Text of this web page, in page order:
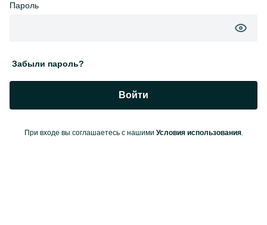
Пароль
Забыли пароль?
Войти
При входе вы соглашаетесь с нашими Условия использования.